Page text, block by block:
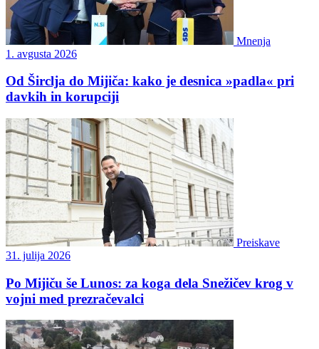
Mnenja
1. avgusta 2026
Od Širclja do Mijiča: kako je desnica »padla« pri
davkih in korupciji
Preiskave
31. julija 2026
Po Mijiču še Lunos: za koga dela Snežičev krog v
vojni med prezračevalci